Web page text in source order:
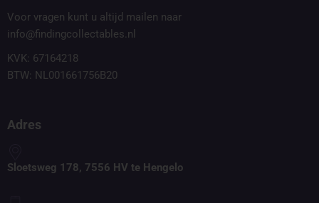
Voor vragen kunt u altijd mailen naar
info@findingcollectables.nl
KVK: 67164218
BTW: NL001661756B20
Adres
Sloetsweg 178, 7556 HV te Hengelo